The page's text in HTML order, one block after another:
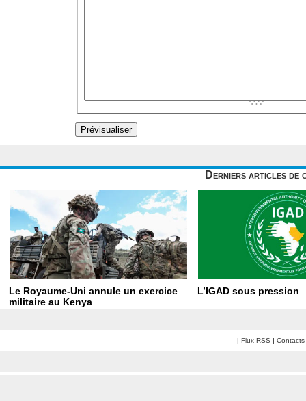
Derniers articles de
Le Royaume-Uni annule un exercice
militaire au Kenya
L’IGAD sous pression
| Flux RSS | Contacts